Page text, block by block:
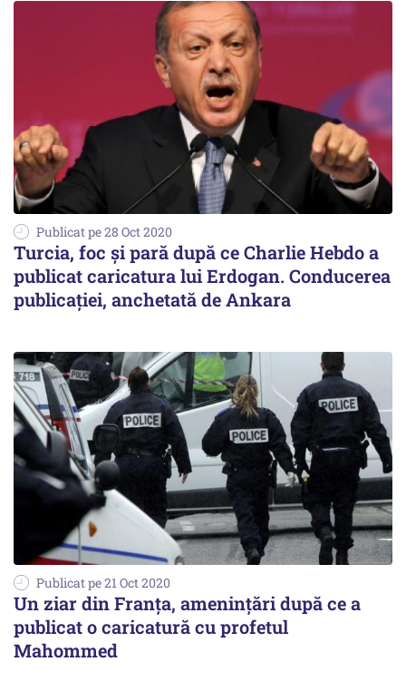
Publicat pe 28 Oct 2020
Turcia, foc și pară după ce Charlie Hebdo a
publicat caricatura lui Erdogan. Conducerea
publicației, anchetată de Ankara
Publicat pe 21 Oct 2020
Un ziar din Franţa, ameninţări după ce a
publicat o caricatură cu profetul
Mahommed